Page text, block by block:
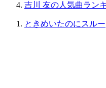
吉川 友の人気曲ラン
ときめいたのにスルー